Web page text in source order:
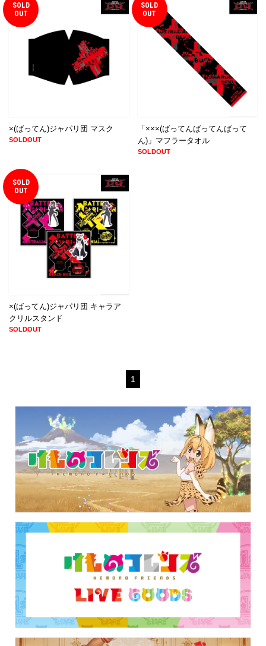
SOLD
OUT
×(ばってん)ジャパリ団 マスク
SOLDOUT
SOLD
OUT
「×××(ばってんばってんばって
ん)」マフラータオル
SOLDOUT
SOLD
OUT
×(ばってん)ジャパリ団 キャラア
クリルスタンド
SOLDOUT
1